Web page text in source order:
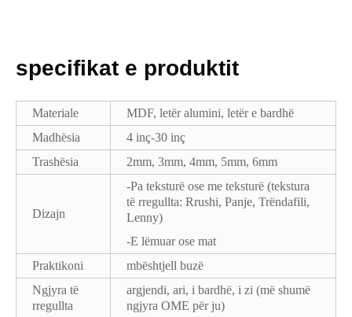
specifikat e produktit
Materiale
MDF, letër alumini, letër e bardhë
Madhësia
4 inç-30 inç
Trashësia
2mm, 3mm, 4mm, 5mm, 6mm
Dizajn
-Pa teksturë ose me teksturë (tekstura
të rregullta: Rrushi, Panje, Trëndafili,
Lenny)
-E lëmuar ose mat
Praktikoni
mbështjell buzë
Ngjyra të
rregullta
argjendi, ari, i bardhë, i zi (më shumë
ngjyra OME për ju)